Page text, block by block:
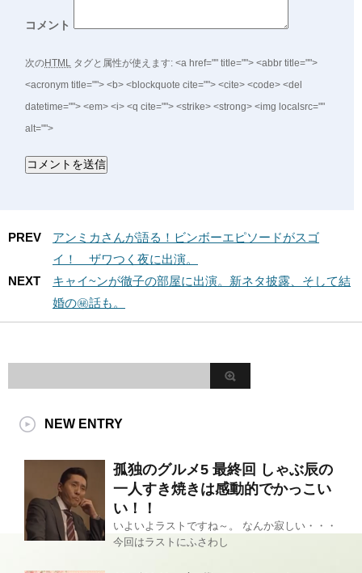
コメント
次のHTML タグと属性が使えます: <a href="" title=""> <abbr title="">
<acronym title=""> <b> <blockquote cite=""> <cite> <code> <del
datetime=""> <em> <i> <q cite=""> <strike> <strong> <img localsrc=""
alt="">
PREV
アンミカさんが語る！ビンボーエピソードがスゴ
イ！ ザワつく夜に出演。
NEXT
キャイ~ンが徹子の部屋に出演。新ネタ披露、そして結
婚の㊙話も。
NEW ENTRY
孤独のグルメ5 最終回 しゃぶ辰の
一人すき焼きは感動的でかっこい
い！！
いよいよラストですね～。 なんか寂しい・・・
今回はラストにふさわし